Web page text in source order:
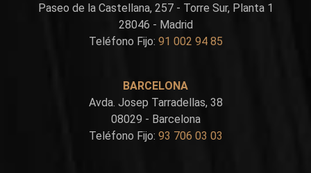
Paseo de la Castellana, 257 - Torre Sur, Planta 1
28046 - Madrid
Teléfono Fijo: 91 002 94 85
BARCELONA
Avda. Josep Tarradellas, 38
08029 - Barcelona
Teléfono Fijo: 93 706 03 03